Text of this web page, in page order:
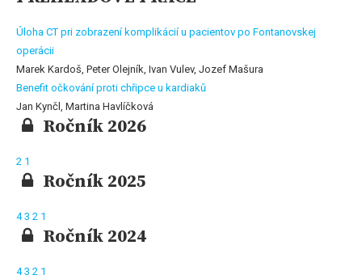
Úloha CT pri zobrazení komplikácií u pacientov po Fontanovskej
operácii
Marek Kardoš, Peter Olejník, Ivan Vulev, Jozef Mašura
Benefit očkování proti chřipce u kardiaků
Jan Kynčl, Martina Havlíčková
Ročník 2026
2 1
Ročník 2025
43 2 1
Ročník 2024
43 2 1